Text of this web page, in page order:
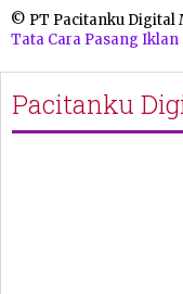
© PT Pacitanku Digital
Tata Cara Pasang Iklan
Pacitanku